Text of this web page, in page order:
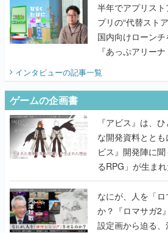
半年でアプリストアを
プリの“代替スト
国内向けローン
『あっぷアリー
インタビューの記事一覧
ゲームの企画書
『アビス』は、
な開発資料とと
ビス』開発陣に
るRPG」が生ま
書】
なにが、人を「
か？『ロマサガ2
設定画から迫る